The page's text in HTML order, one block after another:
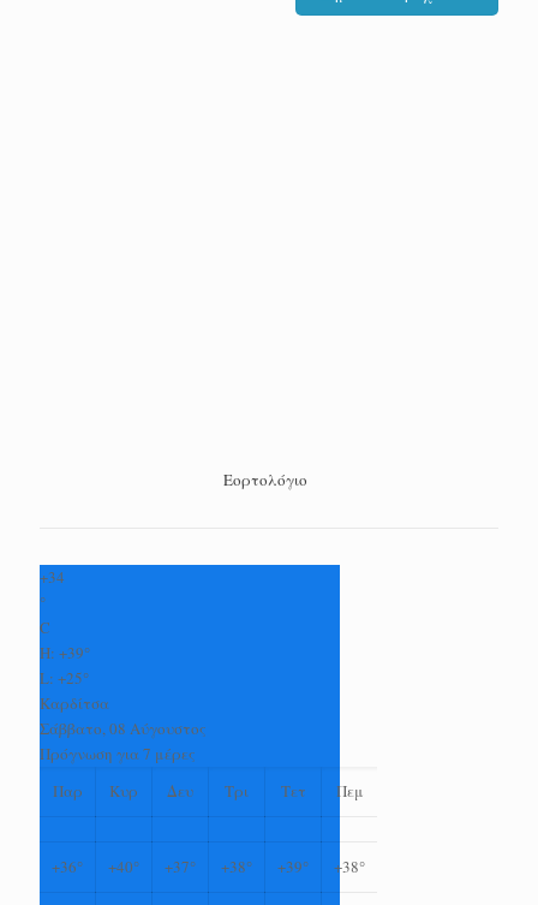
Εορτολόγιο
+34
°
C
H: +39°
L: +25°
Καρδίτσα
Σάββατο, 08 Αύγουστος
Πρόγνωση για 7 μέρες
Παρ
Κυρ Δευ Τρι Τετ Πεμ
+36° +40° +37° +38° +39° +38°